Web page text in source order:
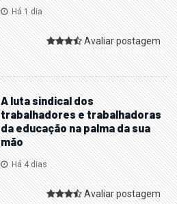
Há 1 dia
Avaliar postagem
A luta sindical dos
trabalhadores e trabalhadoras
da educação na palma da sua
mão
Há 4 dias
Avaliar postagem